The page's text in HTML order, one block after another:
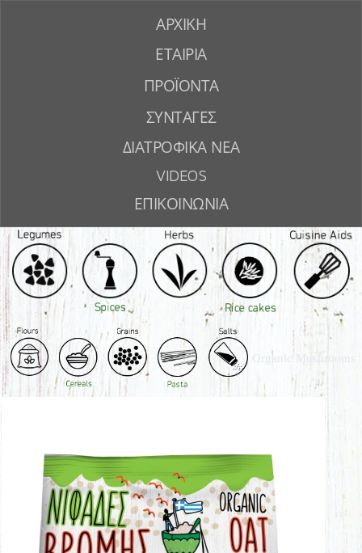
ΑΡΧΙΚΗ
ΕΤΑΙΡΙΑ
ΠΡΟΪΟΝΤΑ
ΣΥΝΤΑΓΕΣ
ΔΙΑΤΡΟΦΙΚΑ ΝΕΑ
VIDEOS
ΕΠΙΚΟΙΝΩΝΙΑ
Organic Mushrooms